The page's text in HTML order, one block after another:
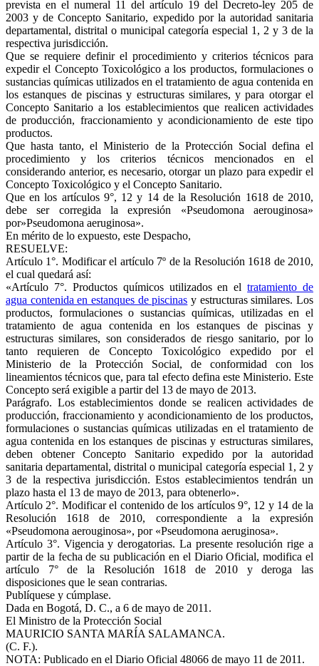
prevista en el numeral 11 del artículo 19 del Decreto-ley 205 de
2003 y de Concepto Sanitario, expedido por la autoridad sanitaria
departamental, distrital o municipal categoría especial 1, 2 y 3 de la
respectiva jurisdicción.
Que se requiere definir el procedimiento y criterios técnicos para
expedir el Concepto Toxicológico a los productos, formulaciones o
sustancias químicas utilizados en el tratamiento de agua contenida en
los estanques de piscinas y estructuras similares, y para otorgar el
Concepto Sanitario a los establecimientos que realicen actividades
de producción, fraccionamiento y acondicionamiento de este tipo
productos.
Que hasta tanto, el Ministerio de la Protección Social defina el
procedimiento y los criterios técnicos mencionados en el
considerando anterior, es necesario, otorgar un plazo para expedir el
Concepto Toxicológico y el Concepto Sanitario.
Que en los artículos 9°, 12 y 14 de la Resolución 1618 de 2010,
debe ser corregida la expresión «Pseudomona aerouginosa»
por»Pseudomona aeruginosa».
En mérito de lo expuesto, este Despacho,
RESUELVE:
Artículo 1°. Modificar el artículo 7º de la Resolución 1618 de 2010,
el cual quedará así:
«Artículo 7°. Productos químicos utilizados en eltratamiento de
agua contenida en estanques de piscinas y estructuras similares. Los
productos, formulaciones o sustancias químicas, utilizadas en el
tratamiento de agua contenida en los estanques de piscinas y
estructuras similares, son considerados de riesgo sanitario, por lo
tanto requieren de Concepto Toxicológico expedido por el
Ministerio de la Protección Social, de conformidad con los
lineamientos técnicos que, para tal efecto defina este Ministerio. Este
Concepto será exigible a partir del 13 de mayo de 2013.
Parágrafo. Los establecimientos donde se realicen actividades de
producción, fraccionamiento y acondicionamiento de los productos,
formulaciones o sustancias químicas utilizadas en el tratamiento de
agua contenida en los estanques de piscinas y estructuras similares,
deben obtener Concepto Sanitario expedido por la autoridad
sanitaria departamental, distrital o municipal categoría especial 1, 2 y
3 de la respectiva jurisdicción. Estos establecimientos tendrán un
plazo hasta el 13 de mayo de 2013, para obtenerlo».
Artículo 2°. Modificar el contenido de los artículos 9°, 12 y 14 de la
Resolución 1618 de 2010, correspondiente a la expresión
«Pseudomona aerouginosa», por «Pseudomona aeruginosa».
Artículo 3°. Vigencia y derogatorias. La presente resolución rige a
partir de la fecha de su publicación en el Diario Oficial, modifica el
artículo 7° de la Resolución 1618 de 2010 y deroga las
disposiciones que le sean contrarias.
Publíquese y cúmplase.
Dada en Bogotá, D. C., a 6 de mayo de 2011.
El Ministro de la Protección Social
MAURICIO SANTA MARÍA SALAMANCA.
(C. F.).
NOTA: Publicado en el Diario Oficial 48066 de mayo 11 de 2011.